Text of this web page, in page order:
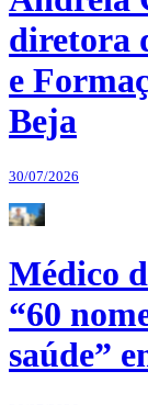
diretora
e
Beja
30/07/2026
Médico
“60
saúde”